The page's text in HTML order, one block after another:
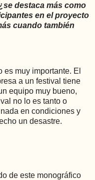
destaca más como
en el proyecto
cuando también
es muy importante. El
a un festival tiene
equipo muy bueno,
no lo es tanto o
en condiciones y
un desastre.
de este monográfico